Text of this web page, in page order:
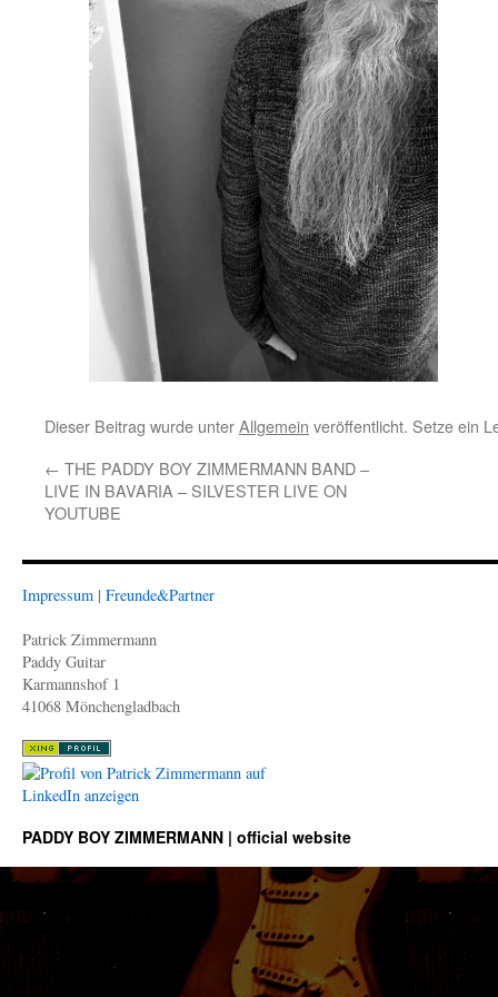
Dieser Beitrag wurde unterAllgemein veröffentlicht. Setze ein
← THE PADDY BOY ZIMMERMANN BAND –
LIVE IN BAVARIA – SILVESTER LIVE ON
YOUTUBE
Impressum | Freunde&Partner
Patrick Zimmermann
Paddy Guitar
Karmannshof 1
41068 Mönchengladbach
PADDY BOY ZIMMERMANN | official website